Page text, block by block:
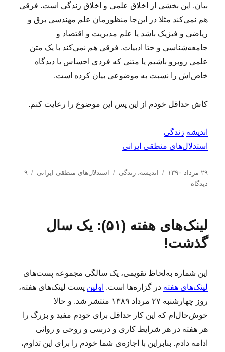
بیان. این بخشی از اخلاق علمی و اخلاق زندگی است. فرقی
هم نمی‌کند مثلا در این‌جا منظورمان علم مهندسی برق و
ریاضی و فیزیک باشد یا علم مدیریت و اقتصاد و
جامعه‌شناسی و حتا ادبیات. فرقی هم نمی‌کند با یک متن
علمی روبرو باشیم یا متنی که فردی احساس یا دیدگاه‌
خاص‌اش را نسبت به موضوعی بیان کرده است.
کاش حداقل خودم از این پس این موضوع را رعایت کنم.
اندیشه زندگی
استدلال‌های منطقی ایرانی
ا
ر
ش
د
ه
۲۹ مرداد ۱۳۹۰
د
اندیشه،زندگی
ب
ه
استدلال‌های منطقی ایرانی
۹
دیدگاه
ا
ت
ا
ل‌
ه
ی
م
لینک‌های هفته (۵۱): یک سال
گذشت!
این شماره به‌لحاظ تقویمی، یک سالگی مجموعه پست‌های
لینک‌های هفته در گزاره‌ها است. اولین پست لینک‌های هفته،
روز چهارشنبه ۲۷ مرداد ۱۳۸۹ منتشر شد. و حالا
خوش‌حال‌ام که این کار حداقل برای خودم مفید و بزرگ را
هر هفته در هر شرایط کاری و درسی و روحی و روانی
ادامه دادم. بنابراین با اجازه‌ی شما خودم را برای این تداوم،